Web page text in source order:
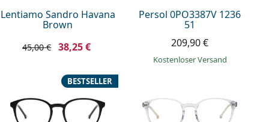
Lentiamo Sandro Havana
Brown
45,00 € 38,25 €
Persol 0PO3387V 1236
51
209,90 €
Kostenloser Versand
BESTSELLER